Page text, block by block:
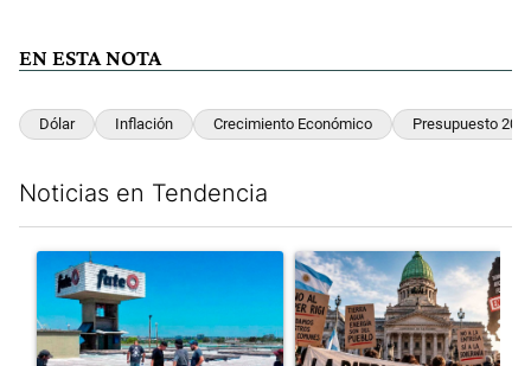
EN ESTA NOTA
Dólar Inflación Crecimiento Económico Presupuesto
Noticias en Tendencia
Un artículo de tendencia con el título "Récord histórico de
Un artículo de tendencia con